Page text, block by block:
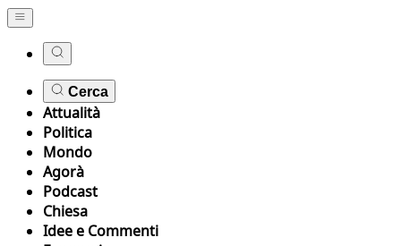
Cerca
Attualità
Politica
Mondo
Agorà
Podcast
Chiesa
Idee e Commenti